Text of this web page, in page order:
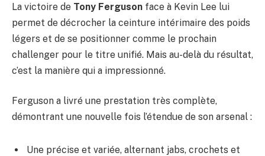
La victoire de Tony Ferguson face à Kevin Lee lui
permet de décrocher la ceinture intérimaire des poids
légers et de se positionner comme le prochain
challenger pour le titre unifié. Mais au-delà du résultat,
c’est la manière qui a impressionné.
Ferguson a livré une prestation très complète,
démontrant une nouvelle fois l’étendue de son arsenal :
Une précise et variée, alternant jabs, crochets et